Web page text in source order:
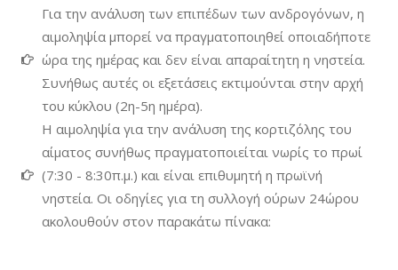
Για την ανάλυση των επιπέδων των ανδρογόνων, η
αιμοληψία μπορεί να πραγματοποιηθεί οποιαδήποτε
ώρα της ημέρας και δεν είναι απαραίτητη η νηστεία.
Συνήθως αυτές οι εξετάσεις εκτιμούνται στην αρχή
του κύκλου (2η-5η ημέρα).
Η αιμοληψία για την ανάλυση της κορτιζόλης του
αίματος συνήθως πραγματοποιείται νωρίς το πρωί
(7:30 - 8:30π.μ.) και είναι επιθυμητή η πρωϊνή
νηστεία. Οι οδηγίες για τη συλλογή ούρων 24ώρου
ακολουθούν στον παρακάτω πίνακα: